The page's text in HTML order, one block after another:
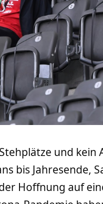
und kein
bis Jahresende,
Hoffnung auf